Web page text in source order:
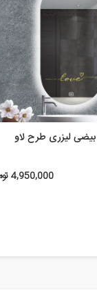
لیزری طرح لاو
4,950,000 تومان